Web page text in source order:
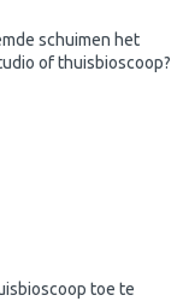
schuimen het
of thuisbioscoop?
toe te